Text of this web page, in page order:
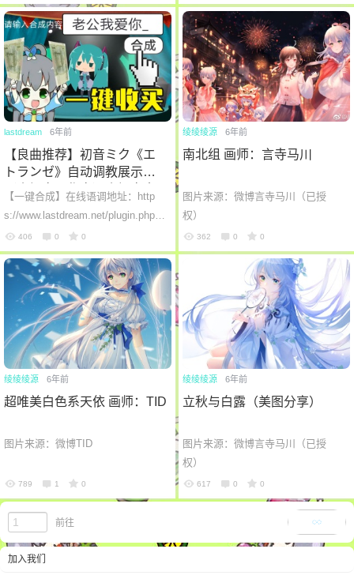
lastdream 6年前
【良曲推荐】初音ミク《エ
トランゼ》自动调教展示
（小初音工作室）小初音太
【一键合成】在线语调地址：http
s://www.lastdream.net/plugin.php?i
d=LD:VOCALTTS语调工具：语音
时代VOCALTTS项目自动合成游戏
软件：小...
406 0 0
绫绫绫源 6年前
南北组 画师：言寺马川
图片来源：微博言寺马川（已授
权）
362 0 0
绫绫绫源 6年前
超唯美白色系天依 画师：TID
图片来源：微博TID
789 1 0
绫绫绫源 6年前
立秋与白露（美图分享）
图片来源：微博言寺马川（已授
权）
617 0 0
前往 加载更多
加入我们
忘记密码？找回 已有帐号？登录